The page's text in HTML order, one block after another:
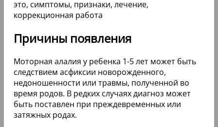
Причины появления
Моторная алалия у ребенка 1-5 лет может быть
следствием асфиксии новорожденного,
недоношенности или травмы, полученной во
время родов. В редких случаях диагноз может
быть поставлен при преждевременных или
затяжных родах.